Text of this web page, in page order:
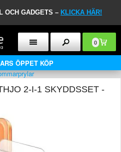
OCH GADGETS – KLICKA HÄR!
0
ÖPPET KÖP
2-I-1 SKYDDSSET -